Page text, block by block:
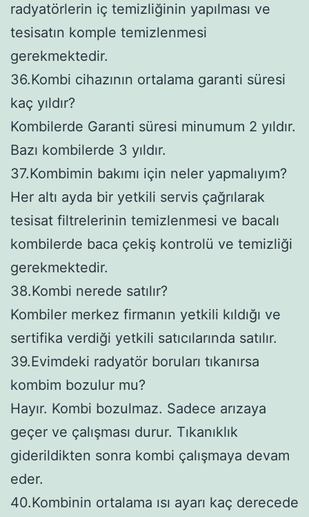
radyatörlerin iç temizliğinin yapılması ve
tesisatın komple temizlenmesi
gerekmektedir.
36.Kombi cihazının ortalama garanti süresi
kaç yıldır?
Kombilerde Garanti süresi minumum 2 yıldır.
Bazı kombilerde 3 yıldır.
37.Kombimin bakımı için neler yapmalıyım?
Her altı ayda bir yetkili servis çağrılarak
tesisat filtrelerinin temizlenmesi ve bacalı
kombilerde baca çekiş kontrolü ve temizliği
gerekmektedir.
38.Kombi nerede satılır?
Kombiler merkez firmanın yetkili kıldığı ve
sertifika verdiği yetkili satıcılarında satılır.
39.Evimdeki radyatör boruları tıkanırsa
kombim bozulur mu?
Hayır. Kombi bozulmaz. Sadece arızaya
geçer ve çalışması durur. Tıkanıklık
giderildikten sonra kombi çalışmaya devam
eder.
40.Kombinin ortalama ısı ayarı kaç derecede